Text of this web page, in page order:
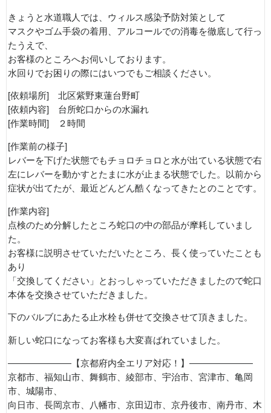
きょうと水道職人では、ウィルス感染予防対策として
マスクやゴム手袋の着用、アルコールでの消毒を徹底して行っ
たうえで、
お客様のところへお伺いしております。
水回りでお困りの際にはいつでもご相談ください。
[依頼場所] 北区紫野東蓮台野町
[依頼内容] 台所蛇口からの水漏れ
[作業時間] ２時間
[作業前の様子]
レバーを下げた状態でもチョロチョロと水が出ている状態で右
左にレバーを動かすとたまに水が止まる状態でした。以前から
症状が出てたが、最近どんどん酷くなってきたとのことです。
[作業内容]
点検のため分解したところ蛇口の中の部品が摩耗していまし
た。
お客様に説明させていただいたところ、長く使っていたことも
あり
「交換してください」とおっしゃっていただきましたので蛇口
本体を交換させていただきました。
下のバルブにあたる止水栓も併せて交換させて頂きました。
新しい蛇口になってお客様も大変喜ばれていました。
———————【京都府内全エリア対応！】———————
京都市、福知山市、舞鶴市、綾部市、宇治市、宮津市、亀岡
市、城陽市、
向日市、長岡京市、八幡市、京田辺市、京丹後市、南丹市、木